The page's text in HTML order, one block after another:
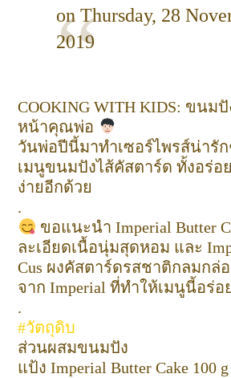
on Thursday, 28
2019
COOKING WITH KIDS: ขนม
หน้าคุณพ่อ
วันพ่อปีนี้มาทำเซอร์ไพรส์น่ารั
เมนูขนมปังไส้คัสตาร์ด ทั้งอร่อ
ง่ายอีกด้วย
.
ขอแนะนำ Imperial Butter
ละเอียดเนื้อนุ่มสุดหอม และ
Cus ผงคัสตาร์ดรสชาติกลมก
จาก Imperial ที่ทำให้เมนูนี้อร่
.
#วัตถุดิบ
ส่วนผสมขนมปัง
แป้ง Imperial Butter Cake 100 g